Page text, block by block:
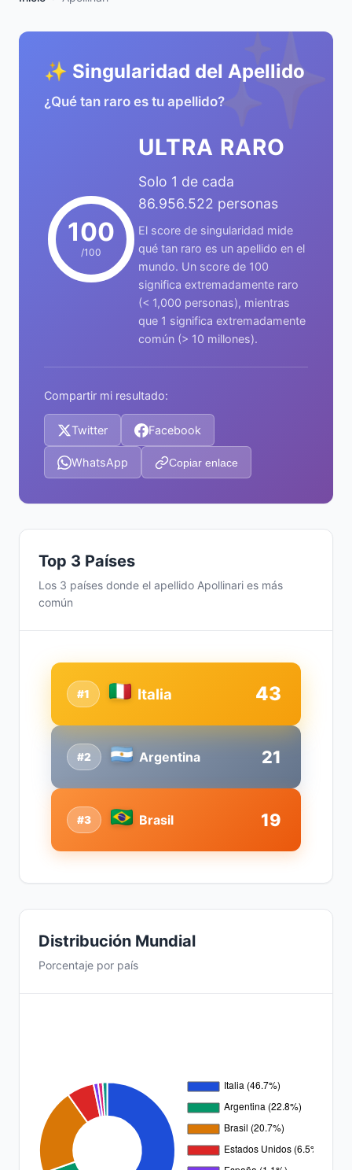
✨
✨ Singularidad del Apellido
¿Qué tan raro es tu apellido?
100
/100
ULTRA RARO
Solo 1 de cada
86.956.522 personas
El score de singularidad mide
qué tan raro es un apellido en el
mundo. Un score de 100
significa extremadamente raro
(< 1,000 personas), mientras
que 1 significa extremadamente
común (> 10 millones).
Compartir mi resultado:
Twitter Facebook
WhatsApp Copiar enlace
Top 3 Países
Los 3 países donde el apellido Apollinari es más
común
#2 Argentina 21
#1 Italia 43
#3 Brasil 19
Distribución Mundial
Porcentaje por país